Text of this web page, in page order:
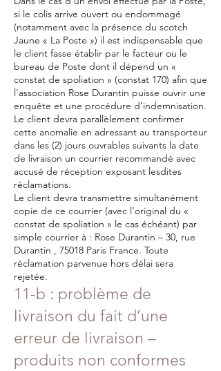
si le colis arrive ouvert ou endommagé
(notamment avec la présence du scotch
Jaune « La Poste ») il est indispensable que
le client fasse établir par le facteur ou le
bureau de Poste dont il dépend un «
constat de spoliation » (constat 170) afin que
l'association Rose Durantin puisse ouvrir une
enquête et une procédure d’indemnisation.
Le client devra parallèlement confirmer
cette anomalie en adressant au transporteur
dans les (2) jours ouvrables suivants la date
de livraison un courrier recommandé avec
accusé de réception exposant lesdites
réclamations.
Le client devra transmettre simultanément
copie de ce courrier (avec l’original du «
constat de spoliation » le cas échéant) par
simple courrier à : Rose Durantin – 30, rue
Durantin , 75018 Paris France. Toute
réclamation parvenue hors délai sera
rejetée.
11-b : problème de
livraison du fait d’une
erreur de livraison –
produits non conformes